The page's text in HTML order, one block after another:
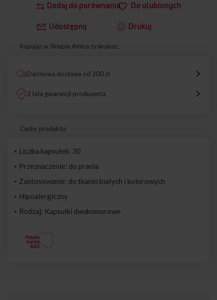
Dodaj do porównania Do ulubionych
Udostępnij Drukuj
Kupując w Sklepie Amica zyskujesz:
Darmowa dostawa od 200 zł
2 lata gwarancji producenta
Cechy produktu:
Liczba kapsułek: 30
Przeznaczenie: do prania
Zastosowanie: do tkanin białych i kolorowych
Hipoalergiczny
Rodzaj: Kapsułki dwukomorowe